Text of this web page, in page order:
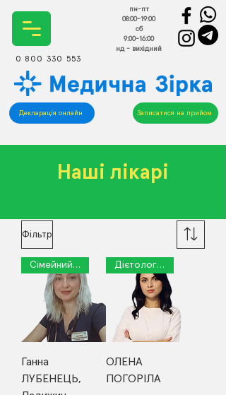
0 800 330 553
Записатися на прийом
Декларація онлайн
пн-пт
08:00-19:00
сб
9:00-16:00
нд - вихідний
Наші лікарі
Фільтр
Сімейний лікар
Ганна
ЛУБЕНЕЦЬ,
Дієтолог-нутриціолог
ОЛЕНА
ПОГОРІЛА